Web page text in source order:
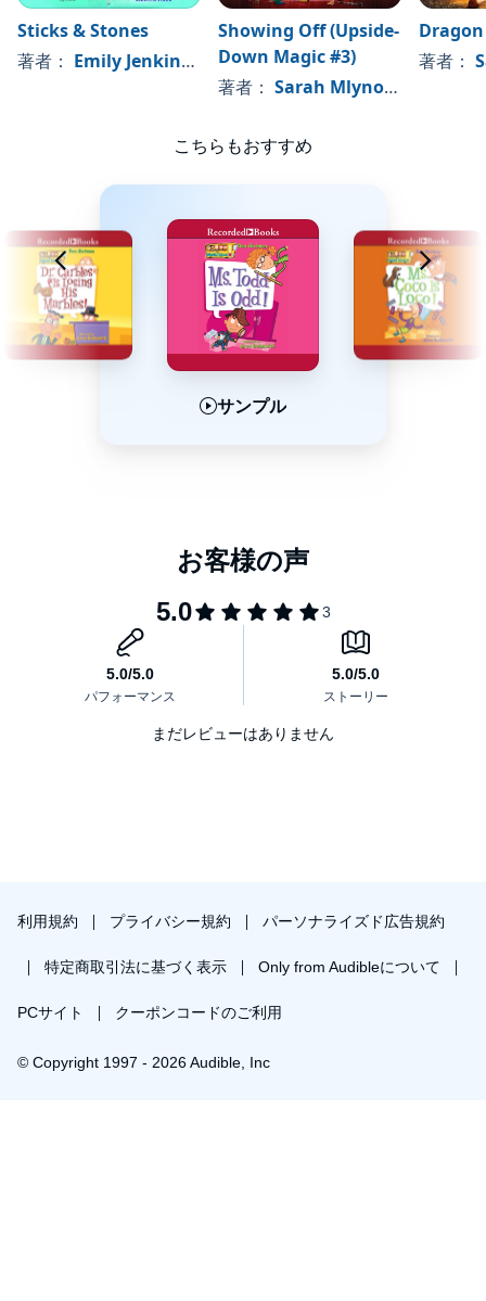
Sticks & Stones
著者： Emily Jenkins , 、その他
Showing Off (Upside-
Down Magic #3)
著者： Sarah Mlynowski
著者：
こちらもおすすめ
サンプル
まだレビューはありません
利用規約 プライバシー規約 パーソナライズド広告規約
特定商取引法に基づく表示 Only from Audibleについて
PCサイト クーポンコードのご利用
© Copyright 1997 - 2026 Audible, Inc